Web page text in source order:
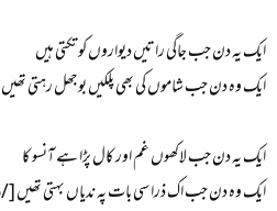
ایک یہ دن جب جاگی راتیں دیواروں کو تکتی ہیں
ایک وہ دن جب شاموں کی بھی پلکیں بوجھل رہتی تھیں
ایک یہ دن جب لاکھوں غم اور کال پڑا ہے آنسو کا
ایک وہ دن جب اک ذرا سی بات پہ ندیاں بہتی تھیں [/align:7c52b04246]